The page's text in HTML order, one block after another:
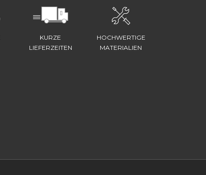
KURZE
LIEFERZEITEN
HOCHWERTIGE
MATERIALIEN